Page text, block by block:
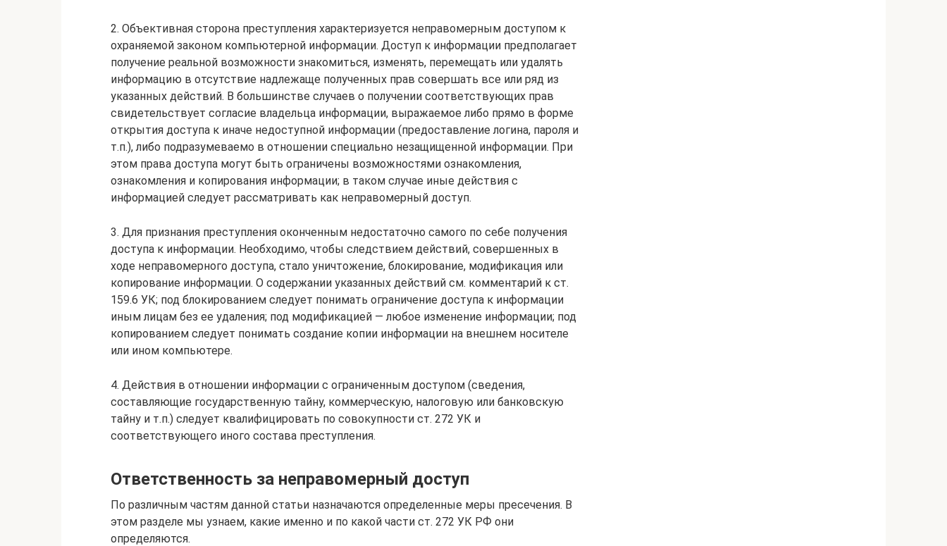
2. Объективная сторона преступления характеризуется неправомерным доступом к
охраняемой законом компьютерной информации. Доступ к информации предполагает
получение реальной возможности знакомиться, изменять, перемещать или удалять
информацию в отсутствие надлежаще полученных прав совершать все или ряд из
указанных действий. В большинстве случаев о получении соответствующих прав
свидетельствует согласие владельца информации, выражаемое либо прямо в форме
открытия доступа к иначе недоступной информации (предоставление логина, пароля и
т.п.), либо подразумеваемо в отношении специально незащищенной информации. При
этом права доступа могут быть ограничены возможностями ознакомления,
ознакомления и копирования информации; в таком случае иные действия с
информацией следует рассматривать как неправомерный доступ.
3. Для признания преступления оконченным недостаточно самого по себе получения
доступа к информации. Необходимо, чтобы следствием действий, совершенных в
ходе неправомерного доступа, стало уничтожение, блокирование, модификация или
копирование информации. О содержании указанных действий см. комментарий к ст.
159.6 УК; под блокированием следует понимать ограничение доступа к информации
иным лицам без ее удаления; под модификацией — любое изменение информации; под
копированием следует понимать создание копии информации на внешнем носителе
или ином компьютере.
4. Действия в отношении информации с ограниченным доступом (сведения,
составляющие государственную тайну, коммерческую, налоговую или банковскую
тайну и т.п.) следует квалифицировать по совокупности ст. 272 УК и
соответствующего иного состава преступления.
Ответственность за неправомерный доступ
По различным частям данной статьи назначаются определенные меры пресечения. В
этом разделе мы узнаем, какие именно и по какой части ст. 272 УК РФ они
определяются.